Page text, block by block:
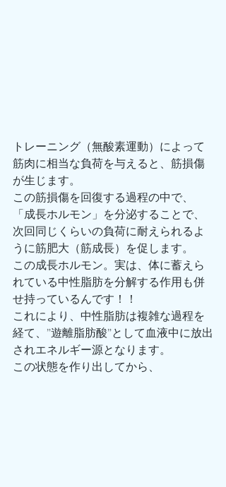
トレーニング（無酸素運動）によって
筋肉に相当な負荷を与えると、筋損傷
が生じます。
この筋損傷を回復する過程の中で、
「成長ホルモン」を分泌することで、
次回同じくらいの負荷に耐えられるよ
うに筋肥大（筋成長）を促します。
この成長ホルモン。実は、体に蓄えら
れている中性脂肪を分解する作用も併
せ持っているんです！！
これにより、中性脂肪は複雑な過程を
経て、”遊離脂肪酸”として血液中に放出
されエネルギー源となります。
この状態を作り出してから、